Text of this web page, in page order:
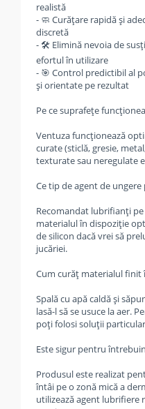
realistă
- 🧼 Curățare rapidă și
discretă
- 🛠️ Elimină nevoia de
efortul în utilizare
- 🎯 Control predictibil al
și orientate pe rezultat
Pe ce suprafețe
Ventuza funcționează
curate (sticlă, gresie,
texturate sau neregulate
Ce tip de agent de
Recomandat lubrifianți
materialul în dispoziție
de silicon dacă vrei să
jucăriei.
Cum curăț materialul finit
Spală cu apă caldă și
lasă-l să se usuce la aer.
poți folosi soluții
Este sigur pentru
Produsul este realizat
întâi pe o zonă mică a
utilizează agent